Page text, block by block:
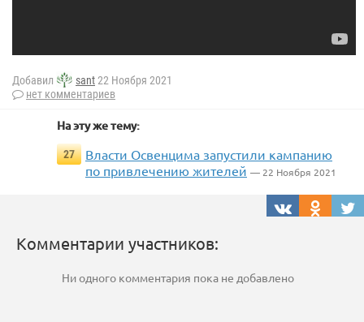
Добавил sant22 Ноября 2021
нет комментариев
На эту же тему:
27
Власти Освенцима запустили кампанию
по привлечению жителей — 22 Ноября 2021
Комментарии участников:
Ни одного комментария пока не добавлено